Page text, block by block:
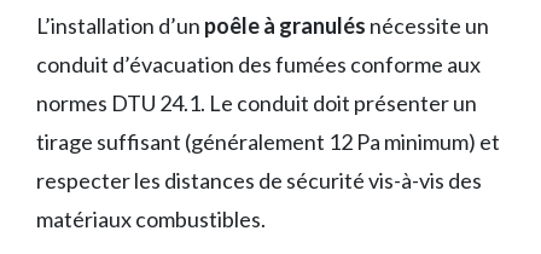
L’installation d’un poêle à granulés nécessite un
conduit d’évacuation des fumées conforme aux
normes DTU 24.1. Le conduit doit présenter un
tirage suffisant (généralement 12 Pa minimum) et
respecter les distances de sécurité vis-à-vis des
matériaux combustibles.